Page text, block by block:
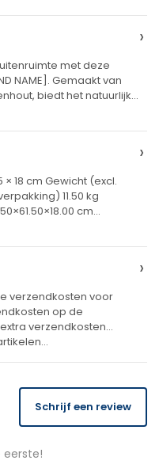
›
met deze
NAME]. Gemaakt van
biedt het natuurlijke
›
× 18 cm Gewicht (excl.
11.50 kg
cm
›
verzendkosten voor
op de
verzendkosten
Schrijf een review
eerste!